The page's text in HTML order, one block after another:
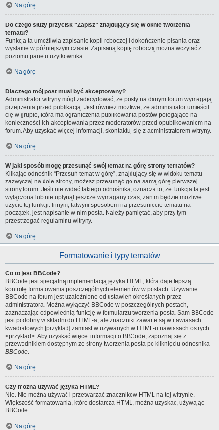
Na górę
Do czego służy przycisk “Zapisz” znajdujący się w oknie tworzenia
tematu?
Funkcja ta umożliwia zapisanie kopii roboczej i dokończenie pisania oraz
wysłanie w późniejszym czasie. Zapisaną kopię roboczą można wczytać z
poziomu panelu użytkownika.
Na górę
Dlaczego mój post musi być akceptowany?
Administrator witryny mógł zadecydować, że posty na danym forum wymagają
przejrzenia przed publikacją. Jest również możliwe, że administrator umieścił
cię w grupie, która ma ograniczenia publikowania postów polegające na
konieczności ich akceptowania przez moderatorów przed opublikowaniem na
forum. Aby uzyskać więcej informacji, skontaktuj się z administratorem witryny.
Na górę
W jaki sposób mogę przesunąć swój temat na górę strony tematów?
Klikając odnośnik “Przesuń temat w górę”, znajdujący się w widoku tematu
zazwyczaj na dole strony, możesz przesunąć go na samą górę pierwszej
strony forum. Jeśli nie widać takiego odnośnika, oznacza to, że funkcja ta jest
wyłączona lub nie upłynął jeszcze wymagany czas, zanim będzie możliwe
użycie tej funkcji. Innym, łatwym sposobem na przesunięcie tematu na
początek, jest napisanie w nim posta. Należy pamiętać, aby przy tym
przestrzegać regulaminu witryny.
Na górę
Formatowanie i typy tematów
Co to jest BBCode?
BBCode jest specjalną implementacją języka HTML, która daje lepszą
kontrolę formatowania poszczególnych elementów w postach. Używanie
BBCode na forum jest uzależnione od ustawień określanych przez
administratora. Można wyłączyć BBCode w poszczególnych postach,
zaznaczając odpowiednią funkcję w formularzu tworzenia posta. Sam BBCode
jest podobny w składni do HTML-a, ale znaczniki zawarte są w nawiasach
kwadratowych [przykład] zamiast w używanych w HTML-u nawiasach ostrych
<przykład>. Aby uzyskać więcej informacji o BBCode, zapoznaj się z
przewodnikiem dostępnym ze strony tworzenia posta po kliknięciu odnośnika
BBCode.
Na górę
Czy można używać języka HTML?
Nie. Nie można używać i przetwarzać znaczników HTML na tej witrynie.
Większość formatowania, które dostarcza HTML, można uzyskać, używając
BBCode.
Na górę